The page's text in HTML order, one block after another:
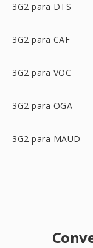
3G2 para DTS
3G2 para CAF
3G2 para VOC
3G2 para OGA
3G2 para MAUD